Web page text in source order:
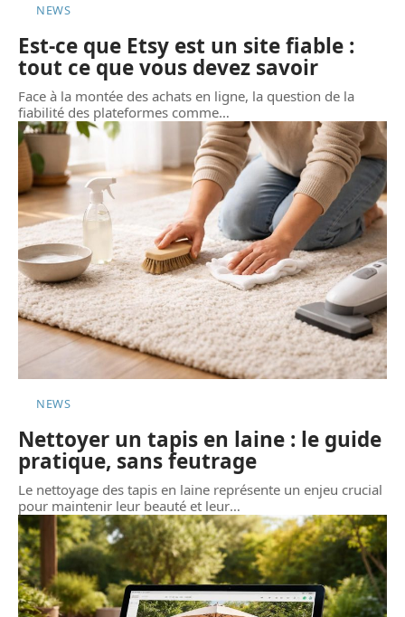
NEWS
Est-ce que Etsy est un site fiable :
tout ce que vous devez savoir
Face à la montée des achats en ligne, la question de la
fiabilité des plateformes comme…
NEWS
Nettoyer un tapis en laine : le guide
pratique, sans feutrage
Le nettoyage des tapis en laine représente un enjeu crucial
pour maintenir leur beauté et leur…